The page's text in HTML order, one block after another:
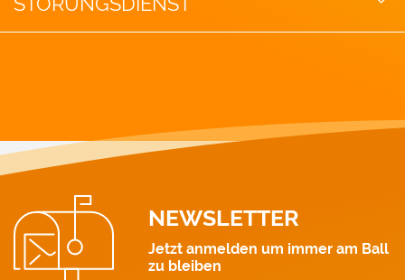
Wasser: 0463 521 411
NEWSLETTER
Jetzt anmelden um immer am Ball
zu bleiben